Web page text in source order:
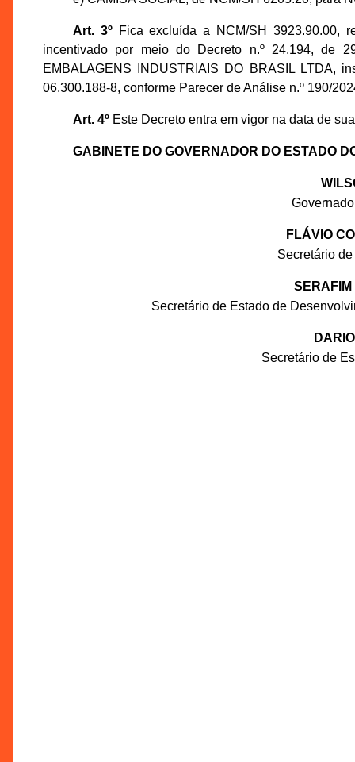
Art. 3ºFica excluída a NCM/SH 3923.90.00,
incentivado por meio do Decreto n.º 24.194, de
EMBALAGENS INDUSTRIAIS DO BRASIL LTDA,
06.300.188-8, conforme Parecer de Análise n.º 190/
Art. 4ºEste Decreto entra em vigor na data de
GABINETE DO GOVERNADOR DO ESTADO
FLÁVIO
Secretário
Secretário de Estado de
Secretário de